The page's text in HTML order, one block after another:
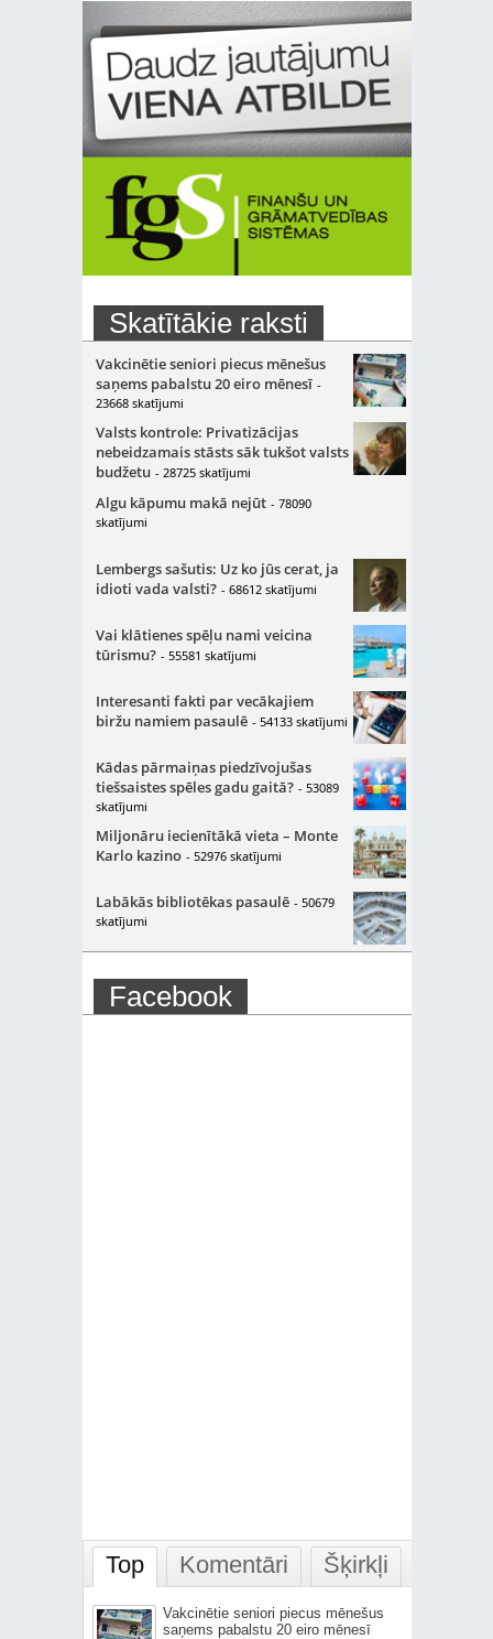
Skatītākie raksti
Vakcinētie seniori piecus mēnešus
saņems pabalstu 20 eiro mēnesī -
23668 skatījumi
Valsts kontrole: Privatizācijas
nebeidzamais stāsts sāk tukšot valsts
budžetu - 28725 skatījumi
Algu kāpumu makā nejūt - 78090
skatījumi
Lembergs sašutis: Uz ko jūs cerat, ja
idioti vada valsti? - 68612 skatījumi
Vai klātienes spēļu nami veicina
tūrismu? - 55581 skatījumi
Interesanti fakti par vecākajiem
biržu namiem pasaulē - 54133 skatījumi
Kādas pārmaiņas piedzīvojušas
tiešsaistes spēles gadu gaitā? - 53089
skatījumi
Miljonāru iecienītākā vieta – Monte
Karlo kazino - 52976 skatījumi
Labākās bibliotēkas pasaulē - 50679
skatījumi
Facebook
Top Komentāri Šķirkļi
Vakcinētie seniori piecus mēnešus
saņems pabalstu 20 eiro mēnesī